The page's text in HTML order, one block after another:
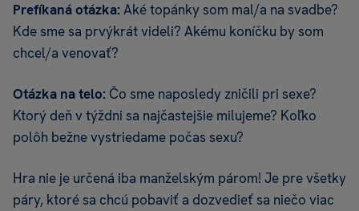
Prefíkaná otázka: Aké topánky som mal/a na svadbe?
Kde sme sa prvýkrát videli? Akému koníčku by som
chcel/a venovať?
Otázka na telo: Čo sme naposledy zničili pri sexe?
Ktorý deň v týždni sa najčastejšie milujeme? Koľko
polôh bežne vystriedame počas sexu?
Hra nie je určená iba manželským párom! Je pre všetky
páry, ktoré sa chcú pobaviť a dozvedieť sa niečo viac